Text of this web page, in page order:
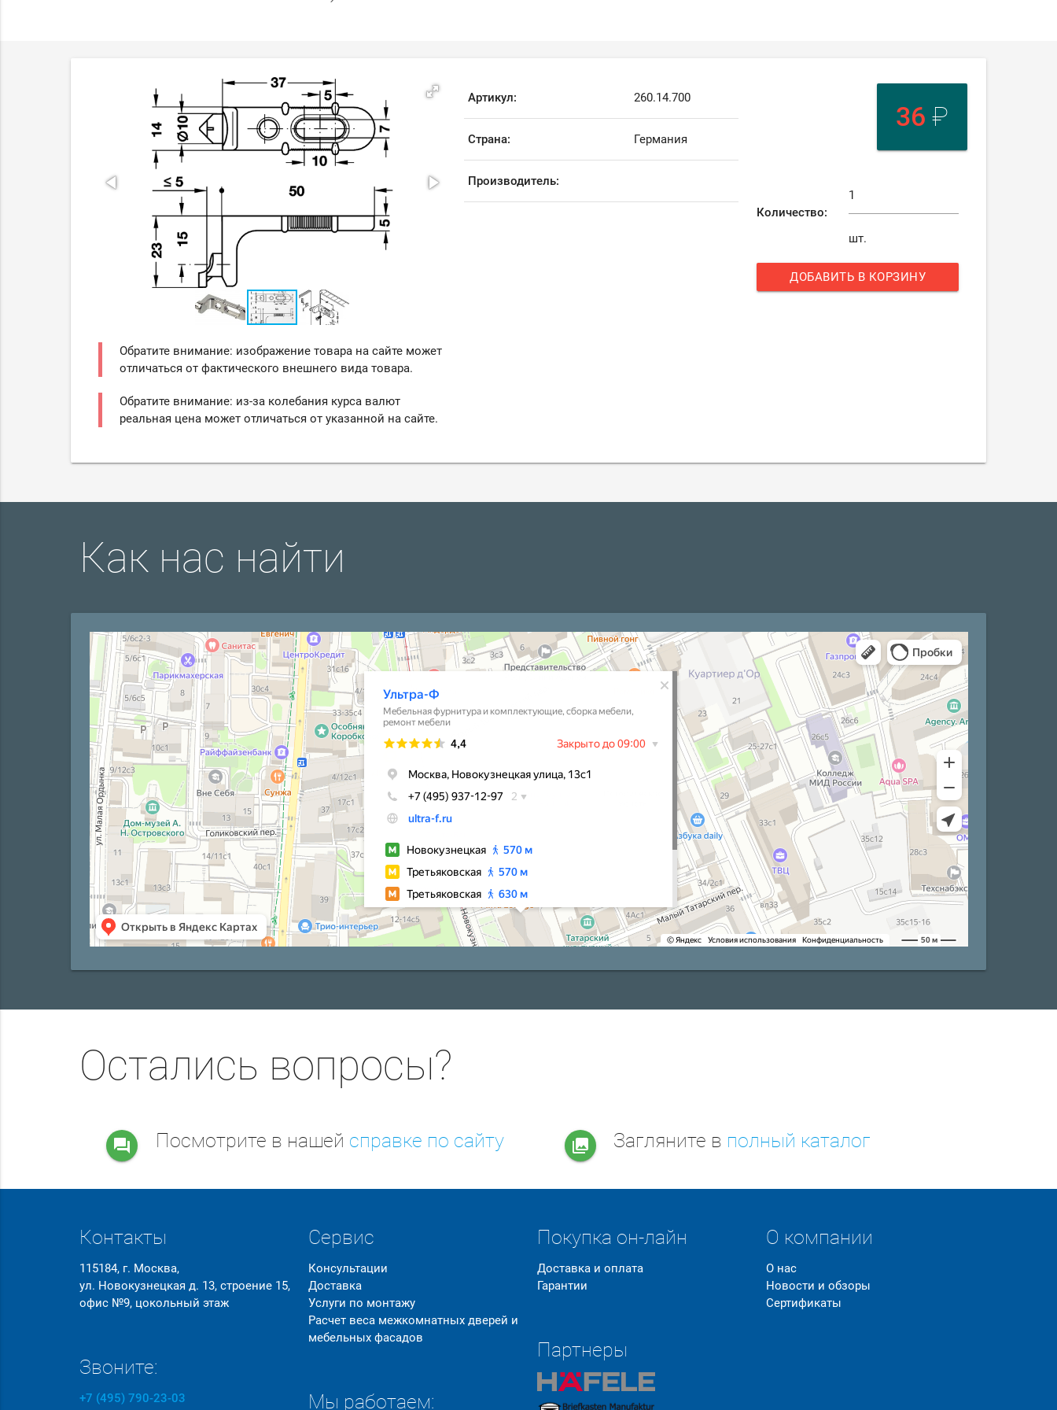
Обратите внимание: изображение товара на сайте может
отличаться от фактического внешнего вида товара.
Обратите внимание: из-за колебания курса валют
реальная цена может отличаться от указанной на сайте.
Артикул: 260.14.700
Страна: Германия
Производитель:
36 ₽
Количество:
шт.
ДОБАВИТЬ В КОРЗИНУ
Как нас найти
Остались вопросы?
question_answer Посмотрите в нашей справке по сайту collections Загляните в полный каталог
Контакты
115184, г. Москва,
ул. Новокузнецкая д. 13, строение 15,
офис №9, цокольный этаж
Звоните:
+7 (495) 790-23-03
Сервис
Консультации
Доставка
Услуги по монтажу
Расчет веса межкомнатных дверей и
мебельных фасадов
Мы работаем:
Покупка он-лайн
Доставка и оплата
Гарантии
Партнеры
О компании
О нас
Новости и обзоры
Сертификаты